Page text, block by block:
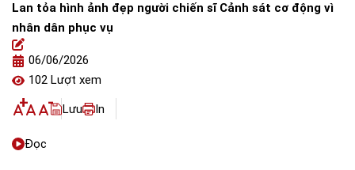
Lan tỏa hình ảnh đẹp người chiến sĩ Cảnh sát cơ động vì
nhân dân phục vụ
06/06/2026
102 Lượt xem
Lưu In
Đọc